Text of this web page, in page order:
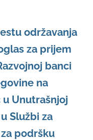
održavanja
za prijem
banci
na
Unutrašnjoj
Službi za
podršku